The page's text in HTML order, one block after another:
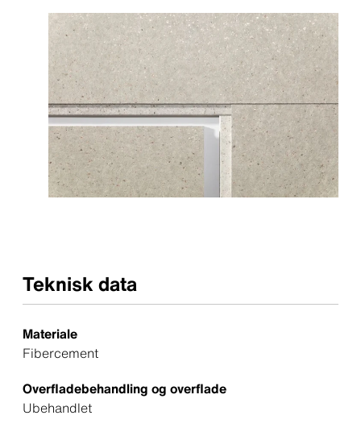
Teknisk data
Materiale
Fibercement
Overfladebehandling og overflade
Ubehandlet